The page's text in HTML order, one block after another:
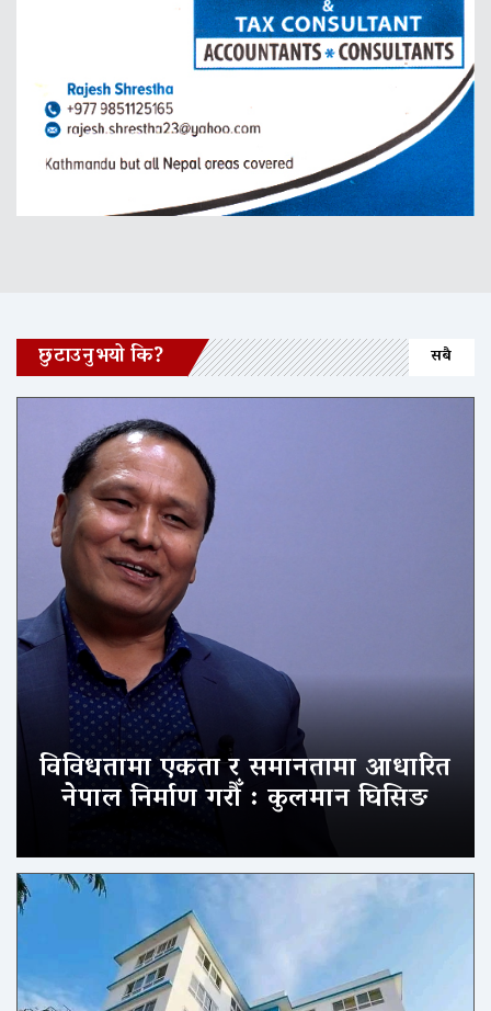
छुटाउनुभयो कि? सबै
विविधतामा एकता र समानतामा आधारित
नेपाल निर्माण गरौँ : कुलमान घिसिङ